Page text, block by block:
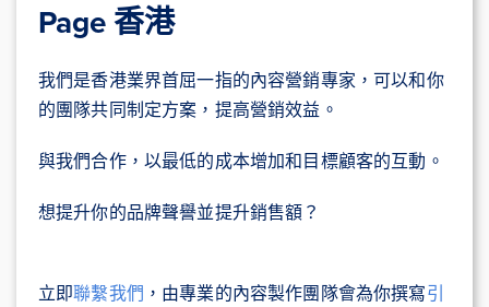
Page 香港
我們是香港業界首屈一指的內容營銷專家，可以和你
的團隊共同制定方案，提高營銷效益。
與我們合作，以最低的成本增加和目標顧客的互動。
想提升你的品牌聲譽並提升銷售額？
立即聯繫我們 ，由專業的內容製作團隊會為你撰寫引